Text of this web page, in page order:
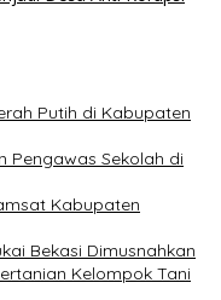
Putih di Kabupaten
Pengawas Sekolah di
Kabupaten
Bekasi Dimusnahkan
Kelompok Tani